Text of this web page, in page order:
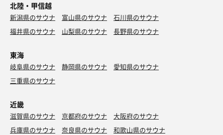
着きます。
それを聞いて私たちのように電気消す人多いんだろうなき
っと^_^と思いました。
また訪問したいと思っています^_^
北陸・甲信越
新潟県のサウナ 富山県のサウナ
石川県のサウナ
福井県のサウナ
山梨県のサウナ 長野県のサウナ
東海
岐阜県のサウナ 静岡県のサウナ
愛知県のサウナ
三重県のサウナ
近畿
滋賀県のサウナ 京都府のサウナ
大阪府のサウナ
兵庫県のサウナ
奈良県のサウナ 和歌山県のサウナ